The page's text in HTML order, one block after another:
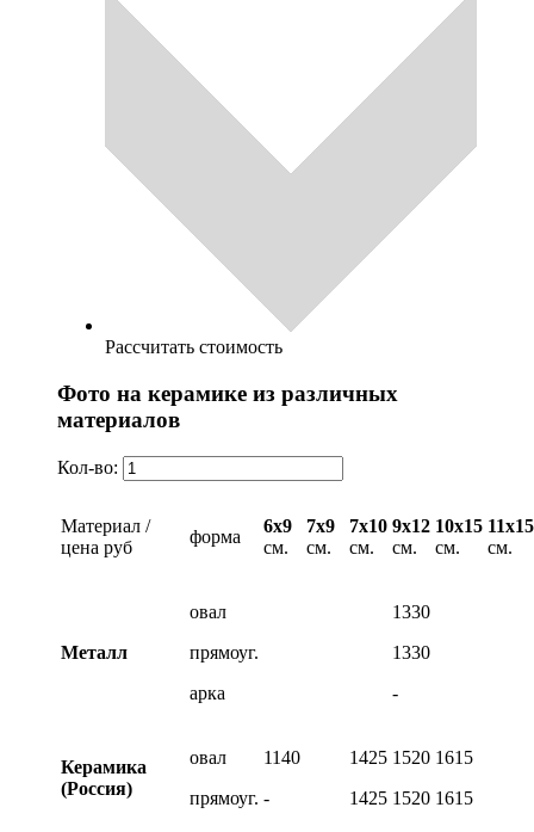
Рассчитать стоимость
Фото на керамике из различных
материалов
Кол-во:
Материал /
цена руб
форма
6х9
см.
7х9
см.
7х10
см.
9х12
см.
10х15
см.
11х15
см.
Металл
овал
прямоуг.
арка
1330
1330
-
Керамика
(Россия)
овал
прямоуг.
1140
-
1425
1425
1520
1520
1615
1615